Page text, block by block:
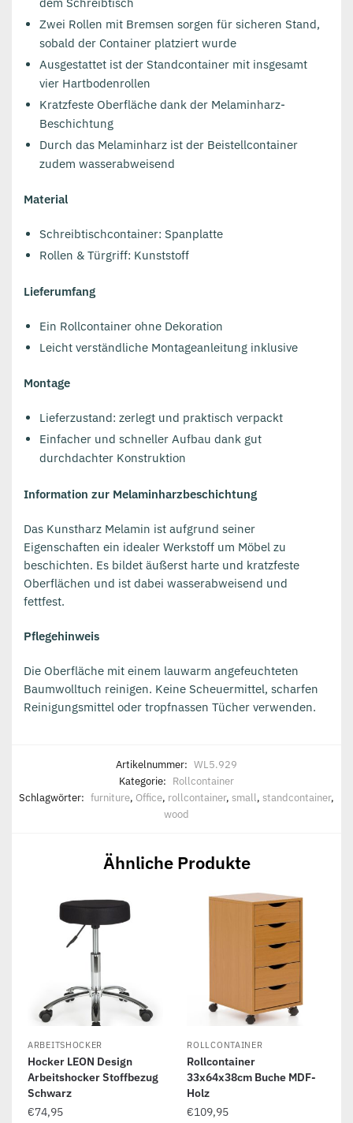
Zwei Rollen mit Bremsen sorgen für sicheren Stand,
sobald der Container platziert wurde
Ausgestattet ist der Standcontainer mit insgesamt
vier Hartbodenrollen
Kratzfeste Oberfläche dank der Melaminharz-
Beschichtung
Durch das Melaminharz ist der Beistellcontainer
zudem wasserabweisend
Material
Schreibtischcontainer: Spanplatte
Rollen & Türgriff: Kunststoff
Lieferumfang
Ein Rollcontainer ohne Dekoration
Leicht verständliche Montageanleitung inklusive
Montage
Lieferzustand: zerlegt und praktisch verpackt
Einfacher und schneller Aufbau dank gut
durchdachter Konstruktion
Information zur Melaminharzbeschichtung
Das Kunstharz Melamin ist aufgrund seiner
Eigenschaften ein idealer Werkstoff um Möbel zu
beschichten. Es bildet äußerst harte und kratzfeste
Oberflächen und ist dabei wasserabweisend und
fettfest.
Pflegehinweis
Die Oberfläche mit einem lauwarm angefeuchteten
Baumwolltuch reinigen. Keine Scheuermittel, scharfen
Reinigungsmittel oder tropfnassen Tücher verwenden.
Artikelnummer: WL5.929
Kategorie: Rollcontainer
Schlagwörter: furniture, Office, rollcontainer, small, standcontainer,
wood
Ähnliche Produkte
ARBEITSHOCKER
Hocker LEON Design
Arbeitshocker Stoffbezug
Schwarz
€74,95
ROLLCONTAINER
Rollcontainer
33x64x38cm Buche MDF-
Holz
€109,95